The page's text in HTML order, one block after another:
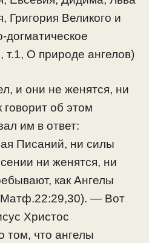
Григория Великого и
догматическое
т.1, О природе ангелов)
и они не женятся, ни
об этом
им в ответ:
Писаний, ни силы
ни женятся, ни
как Ангелы
— Вот
Христос
том, что ангелы